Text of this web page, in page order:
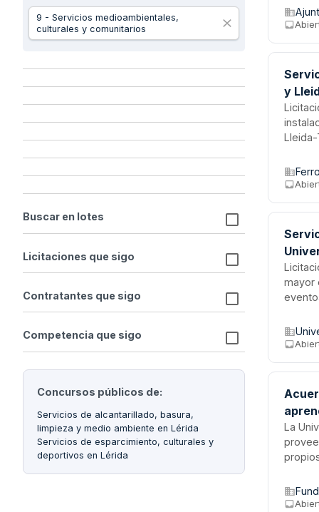
9 - Servicios medioambientales,
culturales y comunitarios
Buscar en lotes
Licitaciones que sigo
Contratantes que sigo
Competencia que sigo
Concursos públicos de:
Servicios de alcantarillado, basura,
limpieza y medio ambiente en Lérida
Servicios de esparcimiento, culturales y
deportivos en Lérida
y
Lleida-
años,
mayor
con
La
y